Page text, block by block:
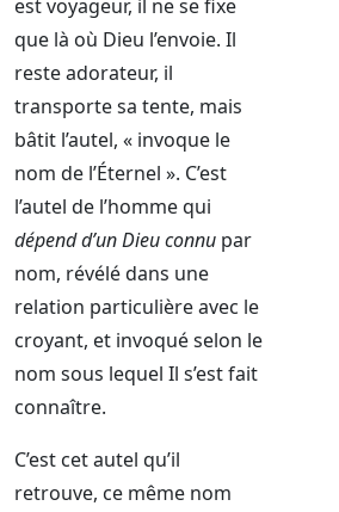
est voyageur, il ne se fixe
que là où Dieu l’envoie. Il
reste adorateur, il
transporte sa tente, mais
bâtit l’autel, « invoque le
nom de l’Éternel ». C’est
l’autel de l’homme qui
dépend d’un Dieu connu par
nom, révélé dans une
relation particulière avec le
croyant, et invoqué selon le
nom sous lequel Il s’est fait
connaître.
C’est cet autel qu’il
retrouve, ce même nom